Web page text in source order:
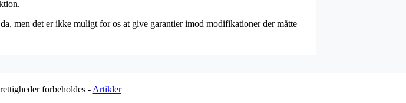
men det er ikke muligt for os at give garantier imod modifikationer der måtte
forbeholdes - Artikler